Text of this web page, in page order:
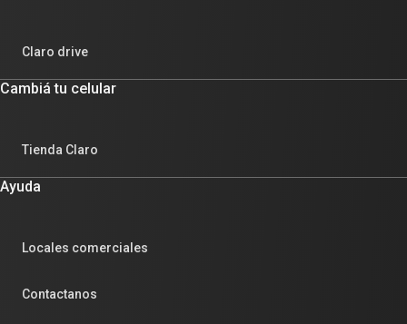
Claro drive
Cambiá tu celular
Tienda Claro
Ayuda
Locales comerciales
Contactanos